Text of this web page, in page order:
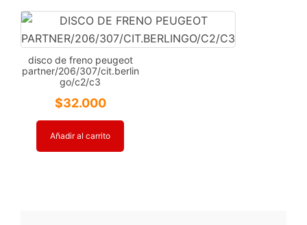
disco de freno peugeot
partner/206/307/cit.berlin
go/c2/c3
$32.000
Añadir al carrito